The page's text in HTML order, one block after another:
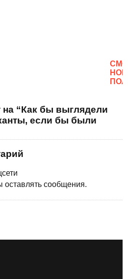
“Как бы выглядели
если бы были
оставлять сообщения.